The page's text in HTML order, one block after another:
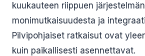
kuukauteen riippuen järjestelmän
monimutkaisuudesta ja
Pilvipohjaiset ratkaisut ovat
kuin paikallisesti asennettavat.